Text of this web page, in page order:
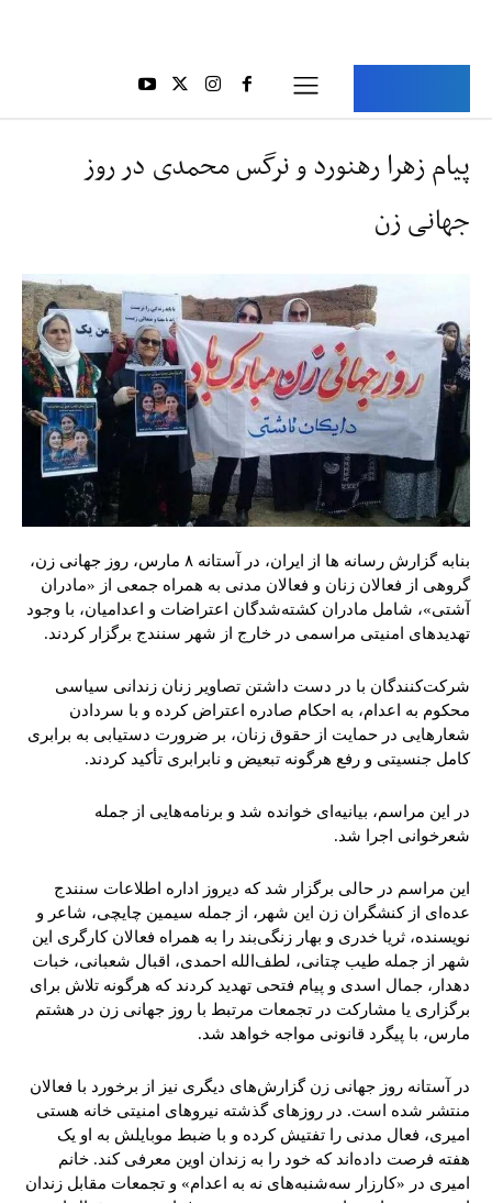
پیام زهرا رهنورد و نرگس محمدی در روز
جهانی زن
بنابه گزارش رسانه ها از ایران، در آستانه ۸ مارس، روز جهانی زن،‌
گروهی از فعالان زنان و فعالان مدنی به همراه جمعی از «مادران
آشتی»، شامل مادران کشته‌شدگان اعتراضات و اعدامیان، با وجود
تهدیدهای امنیتی مراسمی در خارج از شهر سنندج برگزار کردند.
شرکت‌کنندگان با در دست داشتن تصاویر زنان زندانی سیاسی
محکوم به اعدام، به احکام صادره اعتراض کرده و با سردادن
شعارهایی در حمایت از حقوق زنان، بر ضرورت دستیابی به برابری
کامل جنسیتی و رفع هرگونه تبعیض و نابرابری تأکید کردند.
در این مراسم، بیانیه‌ای خوانده شد و برنامه‌هایی از جمله
شعرخوانی اجرا شد.
این مراسم در حالی برگزار شد که دیروز اداره اطلاعات سنندج
عده‌ای از کنشگران زن این شهر، از جمله سيمين چايچى، شاعر و
نويسنده، ثريا خدرى و بهار زنگى‌بند را به همراه فعالان کارگری این
شهر از جمله طیب چتانی، لطف‌الله احمدی، اقبال شعبانی، خبات
دهدار، جمال اسدی و پیام فتحی تهديد كردند كه هرگونه تلاش برای
برگزاری یا مشارکت در تجمعات مرتبط با روز جهانی زن در هشتم
مارس، با پیگرد قانونی مواجه خواهد شد.‌
در آستانه روز جهانی زن گزارش‌های دیگری نیز از برخورد با فعالان
منتشر شده است. در روزهای گذشته نیروهای امنیتی خانه هستی
امیری، فعال مدنی را تفتیش کرده و با ضبط موبایلش به او یک
هفته فرصت داده‌اند که خود را به زندان اوین معرفی کند. خانم
امیری در «کارزار سه‌شنبه‌های نه به اعدام» و تجمعات مقابل زندان